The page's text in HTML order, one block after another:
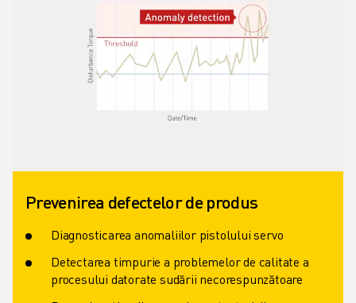
Prevenirea defectelor de produs
Diagnosticarea anomaliilor pistolului servo
Detectarea timpurie a problemelor de calitate a
procesului datorate sudării necorespunzătoare